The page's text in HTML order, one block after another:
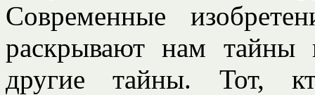
Современные
раскрывают нам
другие тайны. Тот,